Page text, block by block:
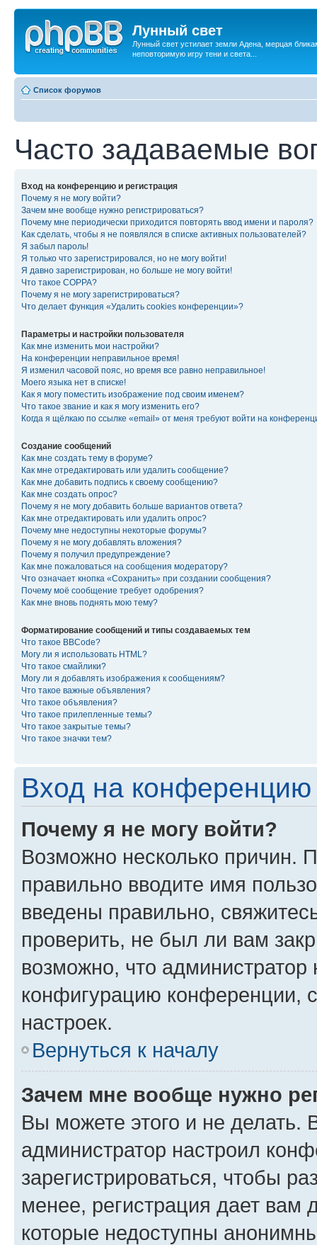
Лунный свет
Лунный свет устилает земли Адена, мерцая
неповторимую игру тени и света...
Список форумов
Часто задаваемые
Вход на конференцию и регистрация
Почему я не могу войти?
Зачем мне вообще нужно регистрироваться?
Почему мне периодически приходится повторять ввод имени и пароля?
Как сделать, чтобы я не появлялся в списке активных пользователей?
Я забыл пароль!
Я только что зарегистрировался, но не могу войти!
Я давно зарегистрирован, но больше не могу войти!
Что такое COPPA?
Почему я не могу зарегистрироваться?
Что делает функция «Удалить cookies конференции»?
Параметры и настройки пользователя
Как мне изменить мои настройки?
На конференции неправильное время!
Я изменил часовой пояс, но время все равно неправильное!
Моего языка нет в списке!
Как я могу поместить изображение под своим именем?
Что такое звание и как я могу изменить его?
Когда я щёлкаю по ссылке «email» от меня требуют войти на
Создание сообщений
Как мне создать тему в форуме?
Как мне отредактировать или удалить сообщение?
Как мне добавить подпись к своему сообщению?
Как мне создать опрос?
Почему я не могу добавить больше вариантов ответа?
Как мне отредактировать или удалить опрос?
Почему мне недоступны некоторые форумы?
Почему я не могу добавлять вложения?
Почему я получил предупреждение?
Как мне пожаловаться на сообщения модератору?
Что означает кнопка «Сохранить» при создании сообщения?
Почему моё сообщение требует одобрения?
Как мне вновь поднять мою тему?
Форматирование сообщений и типы создаваемых тем
Что такое BBCode?
Могу ли я использовать HTML?
Что такое смайлики?
Могу ли я добавлять изображения к сообщениям?
Что такое важные объявления?
Что такое объявления?
Что такое прилепленные темы?
Что такое закрытые темы?
Что такое значки тем?
Вход на конференцию
Почему я не могу войти?
Возможно несколько причин.
правильно вводите имя
введены правильно,
проверить, не был ли вам
возможно, что администратор
конфигурацию конференции,
настроек.
Вернуться к началу
Зачем мне вообще нужно
Вы можете этого и не делать.
администратор настроил
зарегистрироваться, чтобы
менее, регистрация дает вам
которые недоступны